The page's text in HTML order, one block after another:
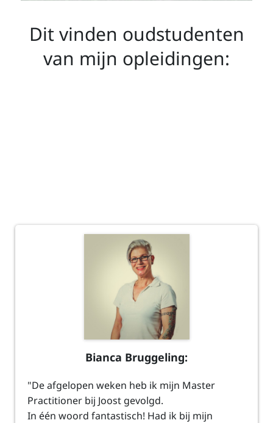
Dit vinden oudstudenten
van mijn opleidingen:
Bianca Bruggeling:
"De afgelopen weken heb ik mijn Master
Practitioner bij Joost gevolgd.
In één woord fantastisch! Had ik bij mijn